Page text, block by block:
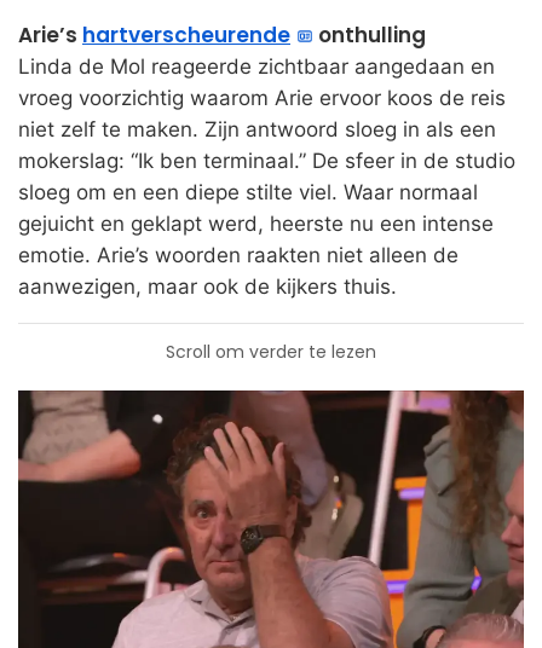
Arie’s hartverscheurende onthulling
Linda de Mol reageerde zichtbaar aangedaan en
vroeg voorzichtig waarom Arie ervoor koos de reis
niet zelf te maken. Zijn antwoord sloeg in als een
mokerslag: “Ik ben terminaal.” De sfeer in de studio
sloeg om en een diepe stilte viel. Waar normaal
gejuicht en geklapt werd, heerste nu een intense
emotie. Arie’s woorden raakten niet alleen de
aanwezigen, maar ook de kijkers thuis.
Scroll om verder te lezen